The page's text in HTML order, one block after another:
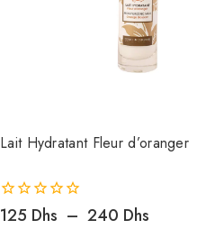
Lait Hydratant Fleur d’oranger
0
125 Dhs – 240 Dhs